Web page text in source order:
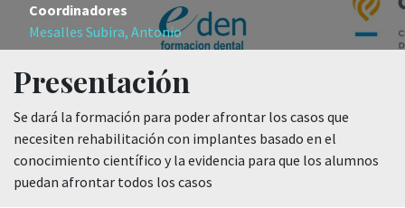
Coordinadores
Mesalles Subira, Antonio
Presentación
Se dará la formación para poder afrontar los casos que
necesiten rehabilitación con implantes basado en el
conocimiento científico y la evidencia para que los alumnos
puedan afrontar todos los casos